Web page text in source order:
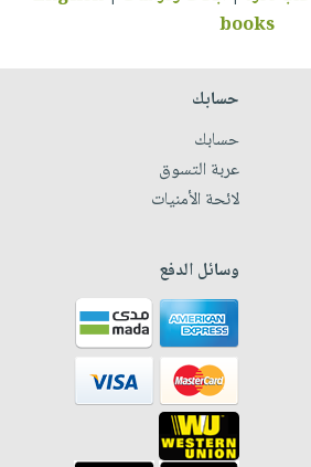
books
حسابك
حسابك
عربة التسوق
لائحة الأمنيات
وسائل الدفع